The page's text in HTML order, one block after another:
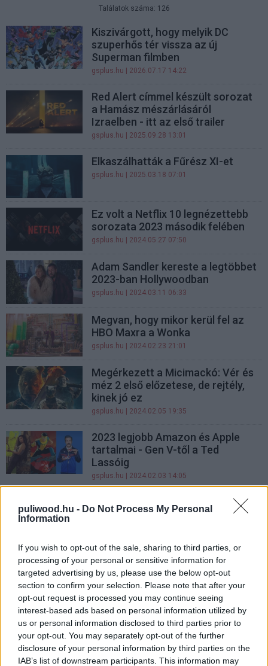
puliwood.hu - Do Not Process My Personal
Information
If you wish to opt-out of the sale, sharing to third parties, or
processing of your personal or sensitive information for
targeted advertising by us, please use the below opt-out
section to confirm your selection. Please note that after your
opt-out request is processed you may continue seeing
interest-based ads based on personal information utilized by
us or personal information disclosed to third parties prior to
your opt-out. You may separately opt-out of the further
disclosure of your personal information by third parties on the
IAB’s list of downstream participants. This information may
Találatok száma: 126
Kiszivárgott, hogy melyik DC
szuperhős tér vissza az új
Superman filmben
gsplus.hu | 2026.07.17 14:22
Red Alert címmel készült sorozat
a Hamász mészárlásáról
Izraelben - itt az első trailer
gsplus.hu | 2025.09.28 13:01
Elkaszálhatták a Fűrész XI-et
gsplus.hu | 2025.03.18 07:01
Ez volt a Netflix 10 legnézettebb
sorozata 2023 második felében
gsplus.hu | 2024.05.27 07:50
Adam Sandler kereste a legtöbbet
2023-ban Hollywoodban
gsplus.hu | 2024.03.11 06:33
Megvan, hogy mikor kerül fel az
HBO Maxra a Wonka
gsplus.hu | 2024.02.23 21:01
Megérkezett a Micimackó: Vér és
méz 2 első előzetese, de rejtély,
kinek jó ez
gsplus.hu | 2024.02.05 19:35
2023 legjobb Amazon és Apple
tartalmai - Gen V-től a Ted
Lassóig
gsplus.hu | 2024.02.03 14:05
tartalmai - Stallone, Renner és
Reagálunk a 2023-as jóslatainkra!
(Csemegék) - PuliCast
A Chainsaw Man és a Jujutsu
Kaisen versengenek az év anime-
díjáért
gsplus.hu| 2024.01.22 10:11